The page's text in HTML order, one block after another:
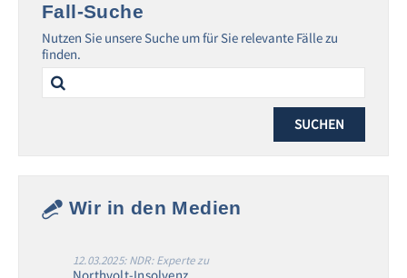
Fall-Suche
Nutzen Sie unsere Suche um für Sie relevante Fälle zu
finden.
Search
for:
Wir in den Medien
12.03.2025: NDR: Experte zu